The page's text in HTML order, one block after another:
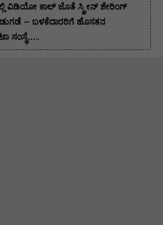
ವಿಡಿಯೋ ಕಾಲ್ ಜೊತೆ ಸ್ಕ್ರೀನ್ ಶೇರಿಂಗ್
– ಬಳಕೆದಾರರಿಗೆ ಹೊಸತನ
ಸಂಸ್ಥೆ…..